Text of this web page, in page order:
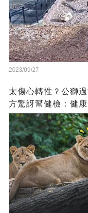
2023/09/27
太傷心轉性？公獅
方驚訝幫健檢：健